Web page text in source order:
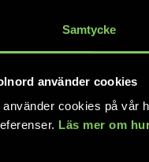
Samtycke
använder cookies
använder cookies på vår
Läs mer om
som
och
Spara